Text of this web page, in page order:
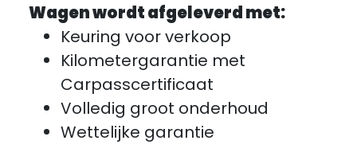
Wagen wordt afgeleverd met:
Keuring voor verkoop
Kilometergarantie met
Carpasscertificaat
Volledig groot onderhoud
Wettelijke garantie